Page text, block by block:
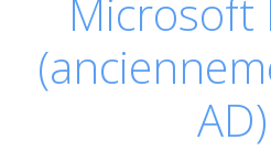
Microsoft